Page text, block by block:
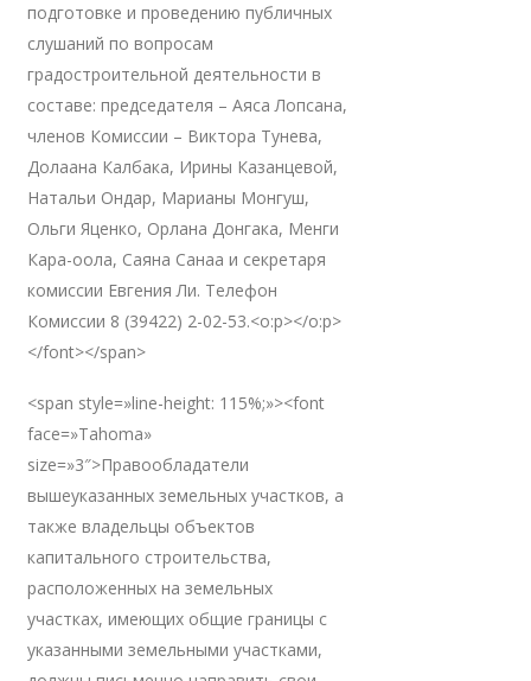
подготовке и проведению публичных
слушаний по вопросам
градостроительной деятельности в
составе: председателя – Аяса Лопсана,
членов Комиссии – Виктора Тунева,
Долаана Калбака, Ирины Казанцевой,
Натальи Ондар, Марианы Монгуш,
Ольги Яценко, Орлана Донгака, Менги
Кара-оола, Саяна Санаа и секретаря
комиссии Евгения Ли. Телефон
Комиссии 8 (39422) 2-02-53.<o:p></o:p>
</font></span>
<span style=»line-height: 115%;»><font
face=»Tahoma»
size=»3″>Правообладатели
вышеуказанных земельных участков, а
также владельцы объектов
капитального строительства,
расположенных на земельных
участках, имеющих общие границы с
указанными земельными участками,